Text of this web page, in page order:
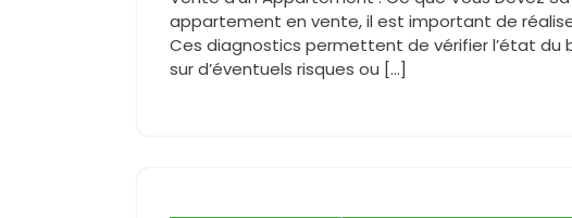
appartement en vente, il est important de
Ces diagnostics permettent de vérifier l’état du
sur d’éventuels risques ou […]